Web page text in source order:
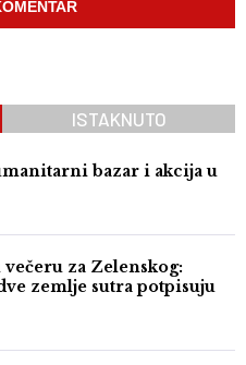
ISTAKNUTO
bazar i akcija u
za Zelenskog:
zemlje sutra potpisuju